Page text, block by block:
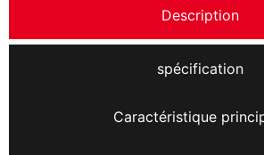
Description
spécification
Caractéristique